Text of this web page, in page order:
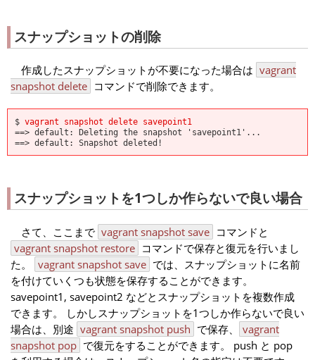
スナップショットの削除
作成したスナップショットが不要になった場合は vagrant
snapshot delete コマンドで削除できます。
$ vagrant snapshot delete savepoint1
==> default: Deleting the snapshot 'savepoint1'...
==> default: Snapshot deleted!
スナップショットを1つしか作らないで良い場合
さて、ここまで vagrant snapshot save コマンドと
vagrant snapshot restore コマンドで保存と復元を行いまし
た。
vagrant snapshot save では、スナップショットに名前
を付けていくつも状態を保存することができます。
savepoint1, savepoint2 などとスナップショットを複数作成
できます。 しかしスナップショットを1つしか作らないで良い
場合は、別途 vagrant snapshot push で保存、
vagrant
snapshot pop で復元をすることができます。 push と pop